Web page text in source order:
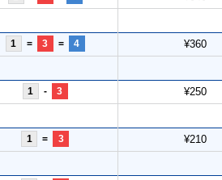
1 = 3 = 4 ¥360
1 - 3 ¥250
1 = 3 ¥210